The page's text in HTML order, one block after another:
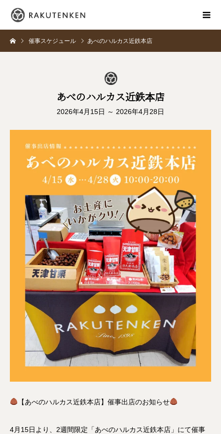
催事スケジュール あべのハルカス近鉄本店
あべのハルカス近鉄本店
2026年4月15日 ～ 2026年4月28日
【あべのハルカス近鉄本店】催事出店のお知らせ
4月15日より、2週間限定「あべのハルカス近鉄本店」にて催事